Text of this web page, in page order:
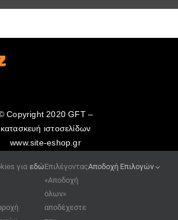
Copyright 2020 GFT –
κατασκευή ιστοσελίδων
www.site-eshop.gr
για εδώΕπιλέγοντας
«Αποδοχή
όλων»
αποδέχεστε
Αποδοχή Επιλογών